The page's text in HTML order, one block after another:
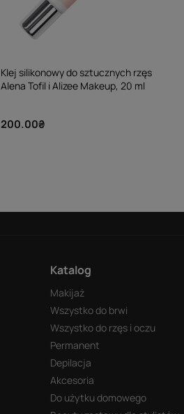
Klej silikonowy do sztucznych rzęs
Alena Tofil i Alizee Makeup, 20 ml
200.00₴
Katalog
Makijaż
Wszystko do brwi
Wszystko do rzęs i oczu
Permanent
Depilacja
Akcesoria
Do użytku domowego